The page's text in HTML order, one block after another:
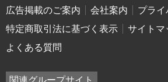
広告掲載のご案内
会社案内
プライ
特定商取引法に基づく表示
サイトマ
よくある質問